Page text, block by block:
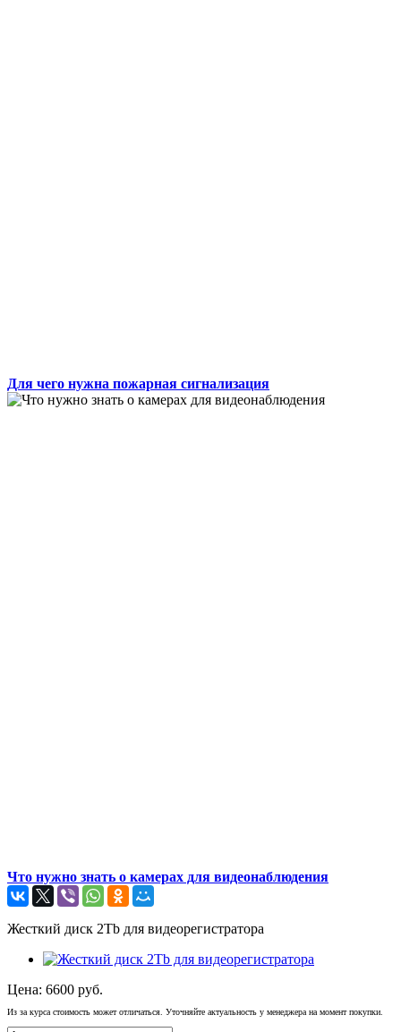
Для чего нужна пожарная сигнализация
Что нужно знать о камерах для видеонаблюдения
Жесткий диск 2Tb для видеорегистратора
Цена: 6600 руб.
Из за курса стоимость может отличаться. Уточняйте актуальность у менеджера на момент покупки.